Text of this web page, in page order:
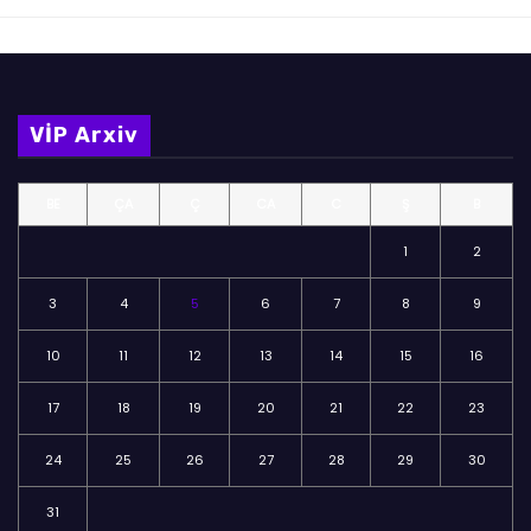
VİP Arxiv
1 2
3 4 5 6 7 8 9
10 11 12 13 14 15 16
17 18 19 20 21 22 23
24 25 26 27 28 29 30
31